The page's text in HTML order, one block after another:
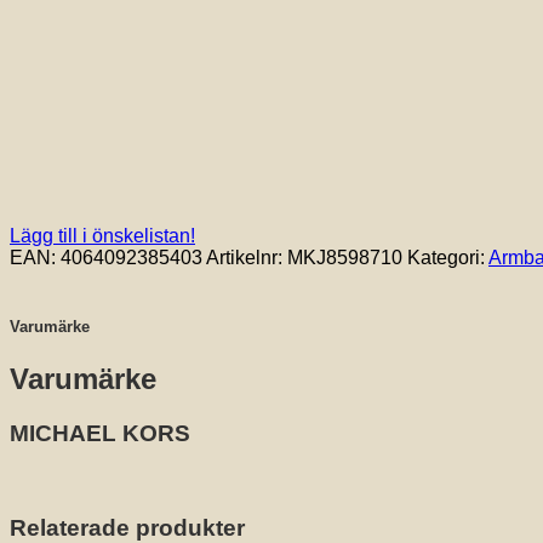
Lägg till i önskelistan!
EAN: 4064092385403Artikelnr: MKJ8598710 Kategori:
Varumärke
Varumärke
MICHAEL KORS
Relaterade produkter